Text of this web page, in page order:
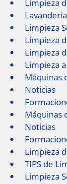
Limpieza
Limpieza
Limpieza
Limpieza
Limpieza
Máquinas
Noticias
Máquinas
Noticias
Limpieza
TIPS de
Limpieza